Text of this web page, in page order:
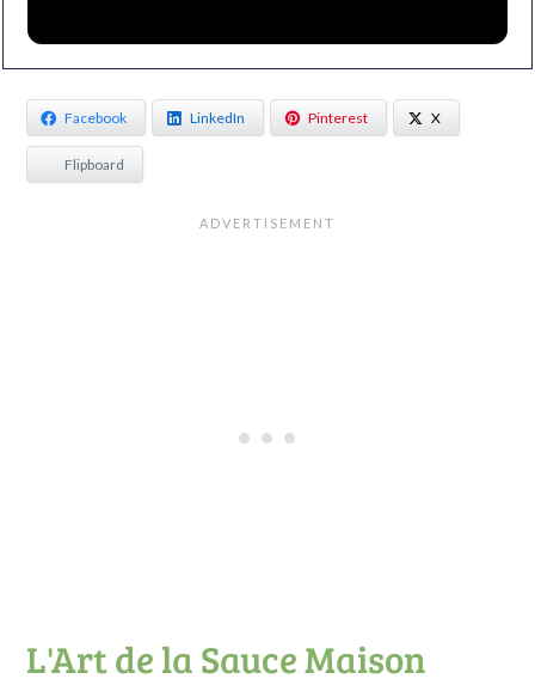
Facebook LinkedIn Pinterest X
Flipboard
L'Art de la Sauce Maison